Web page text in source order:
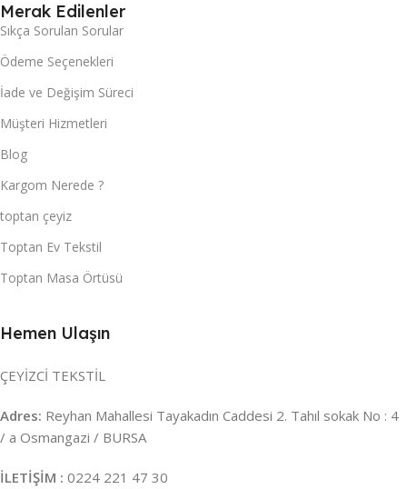
Merak Edilenler
Sıkça Sorulan Sorular
Ödeme Seçenekleri
İade ve Değişim Süreci
Müşteri Hizmetleri
Blog
Kargom Nerede ?
toptan çeyiz
Toptan Ev Tekstil
Toptan Masa Örtüsü
Hemen Ulaşın
ÇEYİZCİ TEKSTİL
Adres: Reyhan Mahallesi Tayakadın Caddesi 2. Tahıl sokak No : 4
/ a Osmangazi / BURSA
İLETİŞİM : 0224 221 47 30